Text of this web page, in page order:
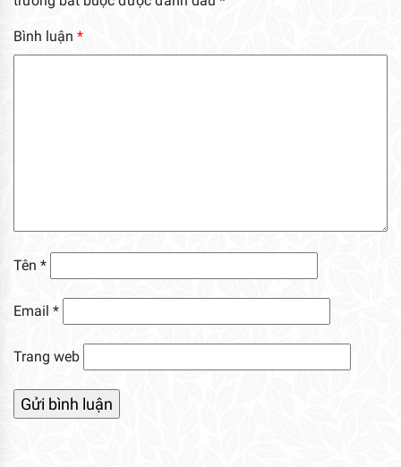
Bình luận *
Tên *
Email *
Trang web